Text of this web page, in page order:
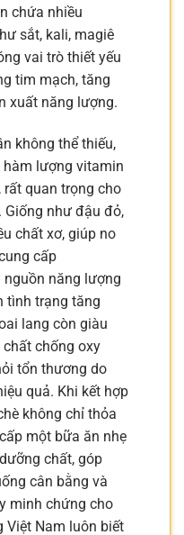
chứa nhiều
sắt, kali, magiê
vai trò thiết yếu
tim mạch, tăng
xuất năng lượng.
không thể thiếu,
hàm lượng vitamin
rất quan trọng cho
như đậu đỏ,
chất xơ, giúp no
cấp
nguồn năng lượng
tình trạng tăng
lang còn giàu
chống oxy
tổn thương do
quả. Khi kết hợp
không chỉ thỏa
một bữa ăn nhẹ
chất, góp
cân bằng và
minh chứng cho
Việt Nam luôn biết